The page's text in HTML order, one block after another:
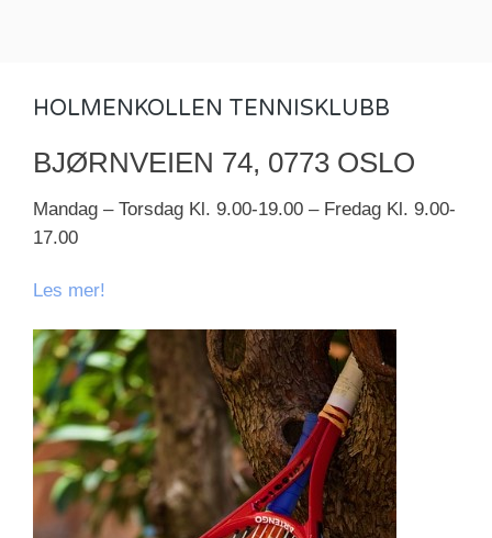
HOLMENKOLLEN TENNISKLUBB
BJØRNVEIEN 74, 0773 OSLO
Mandag – Torsdag Kl. 9.00-19.00 – Fredag Kl. 9.00-
17.00
Les mer!